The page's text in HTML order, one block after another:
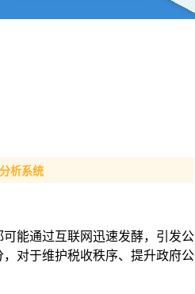
析系统
能通过互联网迅速发酵，引发公
对于维护税收秩序、提升政府公